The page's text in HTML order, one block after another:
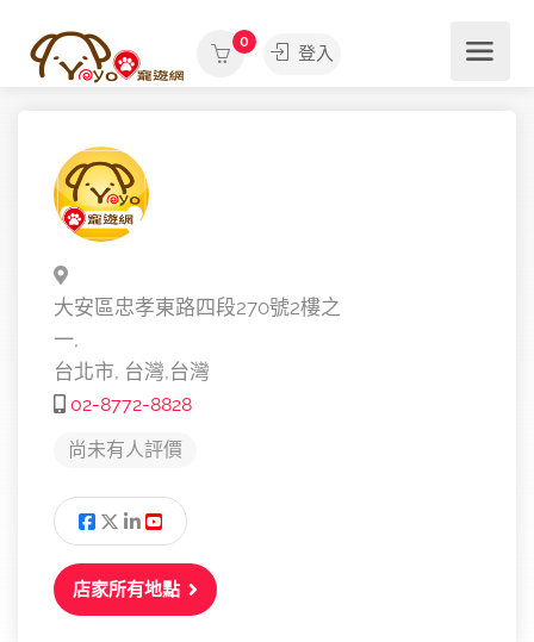
0
登入
大安區忠孝東路四段270號2樓之
一,
台北市, 台灣,台灣
02-8772-8828
尚未有人評價
店家所有地點